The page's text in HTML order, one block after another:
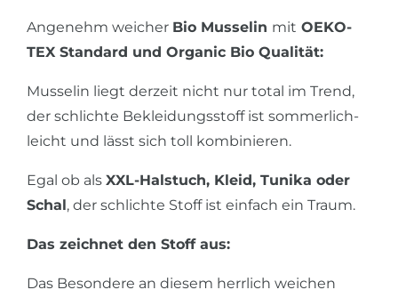
Angenehm weicher Bio Musselin mit OEKO-
TEX Standard und Organic Bio Qualität:
Musselin liegt derzeit nicht nur total im Trend,
der schlichte Bekleidungsstoff ist sommerlich-
leicht und lässt sich toll kombinieren.
Egal ob als XXL-Halstuch, Kleid, Tunika oder
Schal, der schlichte Stoff ist einfach ein Traum.
Das zeichnet den Stoff aus:
Das Besondere an diesem herrlich weichen